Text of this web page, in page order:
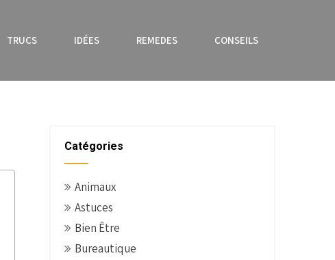
TRUCS IDÉES REMEDES CONSEILS
Catégories
Animaux
Astuces
Bien Être
Bureautique